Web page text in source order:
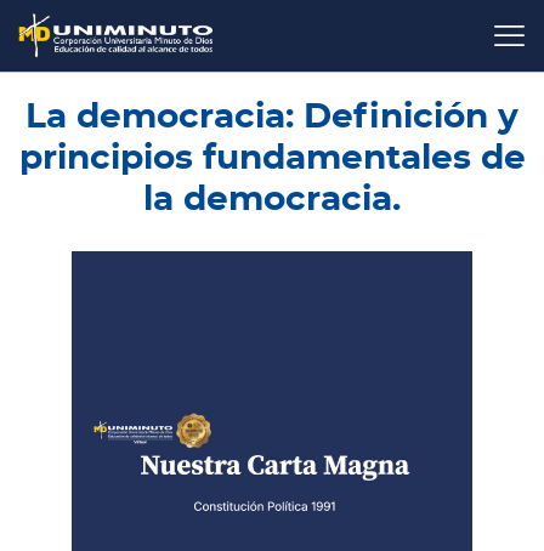
Pasar
contenido
principal
La democracia: Definición y
principios fundamentales de
la democracia.